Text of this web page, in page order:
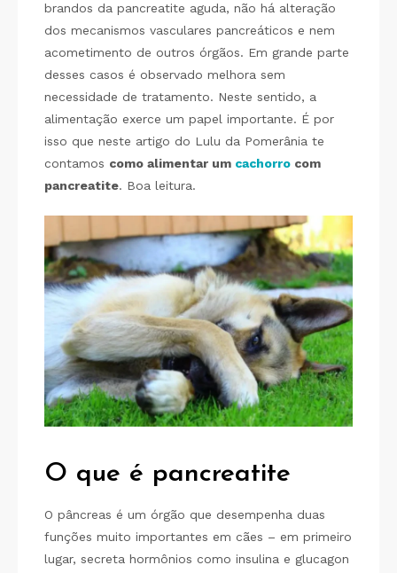
brandos da pancreatite aguda, não há alteração
dos mecanismos vasculares pancreáticos e nem
acometimento de outros órgãos. Em grande parte
desses casos é observado melhora sem
necessidade de tratamento. Neste sentido, a
alimentação exerce um papel importante. É por
isso que neste artigo do Lulu da Pomerânia te
contamos como alimentar um cachorro com
pancreatite. Boa leitura.
O que é pancreatite
O pâncreas é um órgão que desempenha duas
funções muito importantes em cães – em primeiro
lugar, secreta hormônios como insulina e glucagon